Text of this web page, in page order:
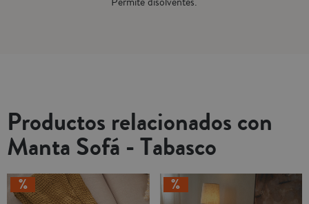
Productos relacionados con
Manta Sofá - Tabasco